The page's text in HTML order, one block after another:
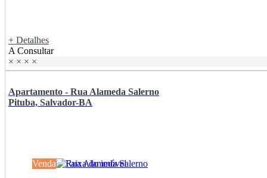
+ Detalhes
A Consultar
× × × ×
Apartamento - Rua Alameda Salerno
Pituba, Salvador-BA
Venda